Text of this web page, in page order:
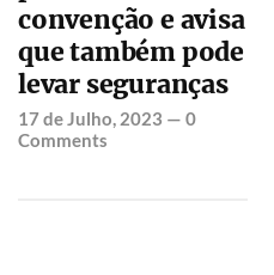
convenção e avisa
que também pode
levar seguranças
17 de Julho, 2023 —0
Comments